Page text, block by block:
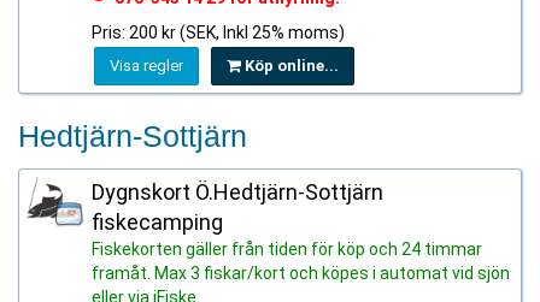
Pris: 200 kr (SEK, Inkl 25% moms)
Visa regler Köp online...
Hedtjärn-Sottjärn
Dygnskort Ö.Hedtjärn-Sottjärn
fiskecamping
Fiskekorten gäller från tiden för köp och 24 timmar
framåt. Max 3 fiskar/kort och köpes i automat vid sjön
eller via iFiske.